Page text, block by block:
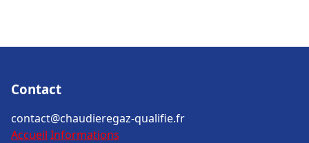
Contact
contact@chaudieregaz-qualifie.fr
Accueil Informations